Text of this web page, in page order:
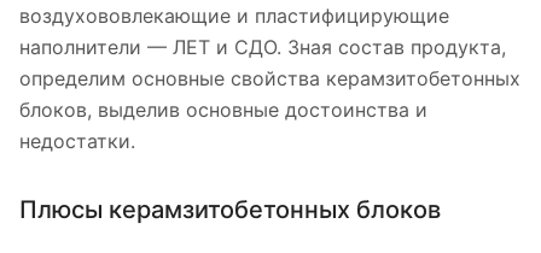
воздухововлекающие и пластифицирующие
наполнители — ЛЕТ и СДО. Зная состав продукта,
определим основные свойства керамзитобетонных
блоков, выделив основные достоинства и
недостатки.
Плюсы керамзитобетонных блоков